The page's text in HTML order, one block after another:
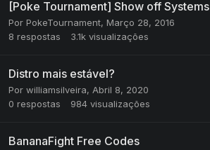
[Poke Tournament] Show off Systems
Por PokeTournament, Março 28, 2016
8 respostas 3.1k visualizações
Distro mais estável?
Por williamsilveira, Abril 8, 2020
0 respostas 984 visualizações
BananaFight Free Codes